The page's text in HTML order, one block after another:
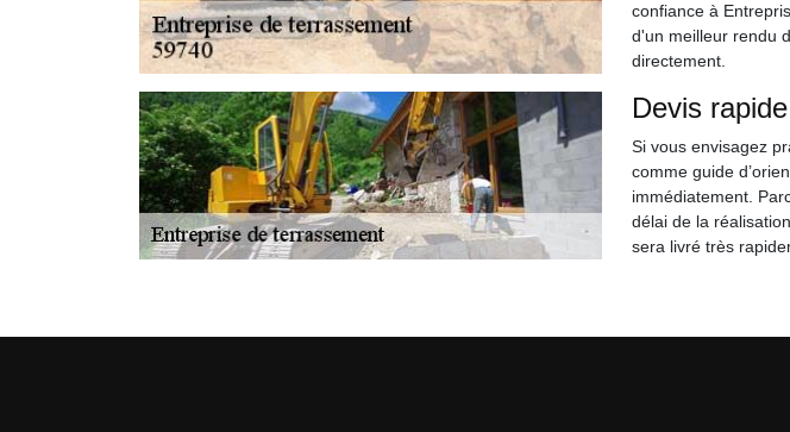
confiance à
d'un meilleur rendu
directement.
Devis
Si vous envisagez
comme guide
immédiatement.
délai de la
sera livré très